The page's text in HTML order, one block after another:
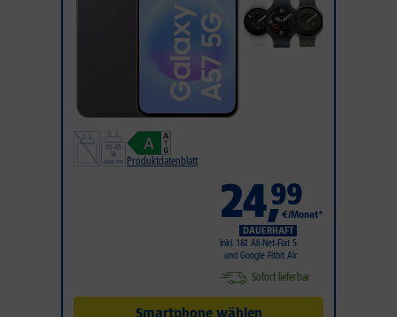
Produktdatenblatt
24,99
€/Monat*
DAUERHAFT
Inkl. 1&1 All-Net-Flat S
und Google Fitbit Air
Sofort lieferbar
Smartphone wählen